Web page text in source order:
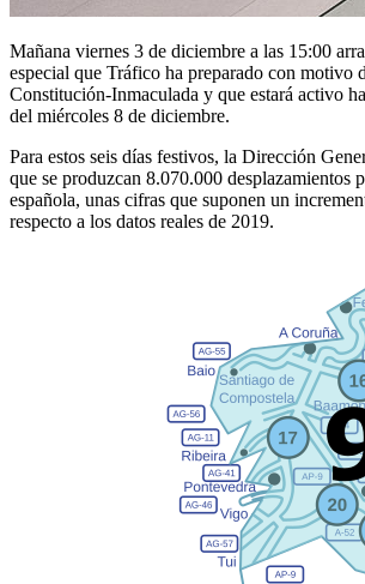
Mañana viernes 3 de diciembre a las 15:00
especial que Tráfico ha preparado con motivo
Constitución-Inmaculada y que estará activo
del miércoles 8 de diciembre.
Para estos seis días festivos, la Dirección
que se produzcan 8.070.000 desplazamientos
española, unas cifras que suponen un
respecto a los datos reales de 2019.